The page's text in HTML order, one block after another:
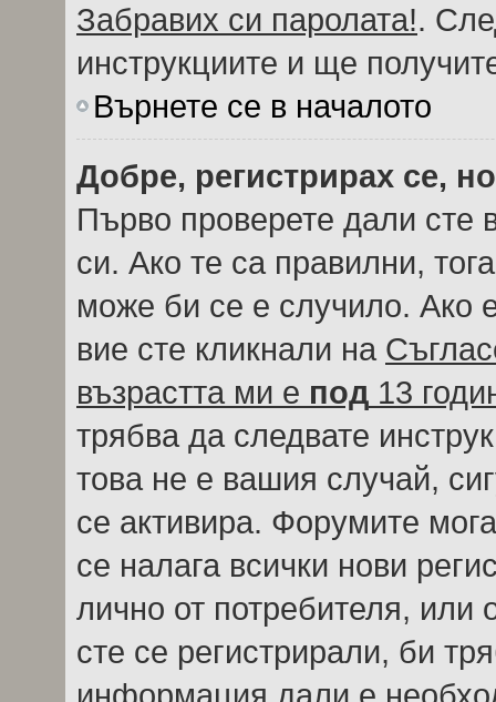
Забравих си паролата!.
инструкциите и ще
Върнете се в началото
Добре, регистрирах се,
Първо проверете дали сте
си. Ако те са правилни,
може би се е случило. Ако
вие сте кликнали на
възрастта ми е под 13
трябва да следвате
това не е вашия случай,
се активира. Форумите
се налага всички нови
лично от потребителя, или
сте се регистрирали, би